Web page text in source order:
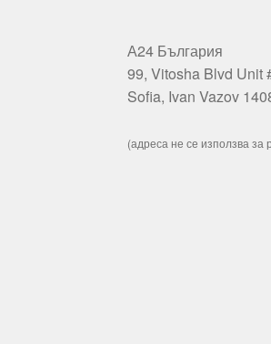
А24 България
99, Vitosha Blvd Unit
Sofia, Ivan Vazov
(адреса не се използва за